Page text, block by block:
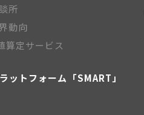
所
動向
算定サービス
ットフォーム「SMART」